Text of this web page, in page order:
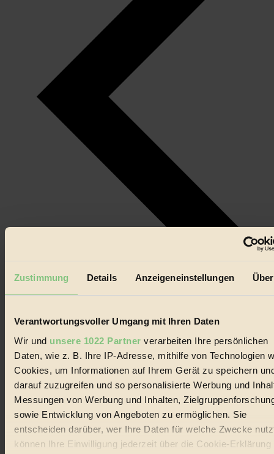
Zustimmung Details Anzeigeneinstellungen
Verantwortungsvoller Umgang mit Ihren Daten
Wir und unsere 1022 Partner verarbeiten Ihre persönlichen
Daten, wie z. B. Ihre IP-Adresse, mithilfe von Technologien
Cookies, um Informationen auf Ihrem Gerät zu speichern
darauf zuzugreifen und so personalisierte Werbung und
Messungen von Werbung und Inhalten,
sowie Entwicklung von Angeboten zu ermöglichen. Sie
entscheiden darüber, wer Ihre Daten für welche Zwecke
können Ihre Einwilligung jederzeit über die Cookie-Erklärung
Heute